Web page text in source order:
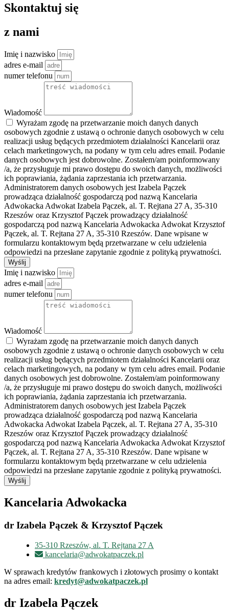
Skontaktuj się
z nami
Imię i nazwisko
adres e-mail
numer telefonu
Wiadomość
Wyrażam zgodę na przetwarzanie moich danych danych
osobowych zgodnie z ustawą o ochronie danych osobowych w celu
realizacji usług będących przedmiotem działalności Kancelarii oraz
celach marketingowych, na podany w tym celu adres email. Podanie
danych osobowych jest dobrowolne. Zostałem/am poinformowany
/a, że przysługuje mi prawo dostępu do swoich danych, możliwości
ich poprawiania, żądania zaprzestania ich przetwarzania.
Administratorem danych osobowych jest Izabela Pączek
prowadząca działalność gospodarczą pod nazwą Kancelaria
Adwokacka Adwokat Izabela Pączek, al. T. Rejtana 27 A, 35-310
Rzeszów oraz Krzysztof Pączek prowadzący działalność
gospodarczą pod nazwą Kancelaria Adwokacka Adwokat Krzysztof
Pączek, al. T. Rejtana 27 A, 35-310 Rzeszów. Dane wpisane w
formularzu kontaktowym będą przetwarzane w celu udzielenia
odpowiedzi na przesłane zapytanie zgodnie z polityką prywatności.
Wyślij
Imię i nazwisko
adres e-mail
numer telefonu
Wiadomość
Wyrażam zgodę na przetwarzanie moich danych danych
osobowych zgodnie z ustawą o ochronie danych osobowych w celu
realizacji usług będących przedmiotem działalności Kancelarii oraz
celach marketingowych, na podany w tym celu adres email. Podanie
danych osobowych jest dobrowolne. Zostałem/am poinformowany
/a, że przysługuje mi prawo dostępu do swoich danych, możliwości
ich poprawiania, żądania zaprzestania ich przetwarzania.
Administratorem danych osobowych jest Izabela Pączek
prowadząca działalność gospodarczą pod nazwą Kancelaria
Adwokacka Adwokat Izabela Pączek, al. T. Rejtana 27 A, 35-310
Rzeszów oraz Krzysztof Pączek prowadzący działalność
gospodarczą pod nazwą Kancelaria Adwokacka Adwokat Krzysztof
Pączek, al. T. Rejtana 27 A, 35-310 Rzeszów. Dane wpisane w
formularzu kontaktowym będą przetwarzane w celu udzielenia
odpowiedzi na przesłane zapytanie zgodnie z polityką prywatności.
Wyślij
Kancelaria Adwokacka
dr Izabela Pączek & Krzysztof Pączek
35-310 Rzeszów, al. T. Rejtana 27 A
kancelaria@adwokatpaczek.pl
W sprawach kredytów frankowych i złotowych prosimy o kontakt
na adres email: kredyt@adwokatpaczek.pl
dr Izabela Pączek